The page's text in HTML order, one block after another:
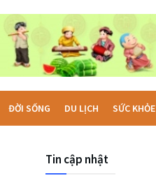
ĐỜI SỐNG DU LỊCH SỨC KHỎE
Tin cập nhật